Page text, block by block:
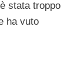
stata troppo
ha vuto